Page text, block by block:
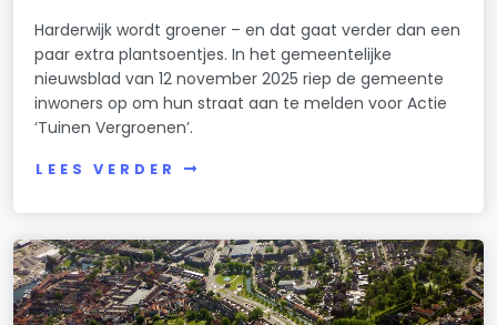
Harderwijk wordt groener – en dat gaat verder dan een
paar extra plantsoentjes. In het gemeentelijke
nieuwsblad van 12 november 2025 riep de gemeente
inwoners op om hun straat aan te melden voor Actie
‘Tuinen Vergroenen’.
LEES VERDER